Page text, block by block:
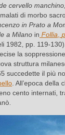
cervello
di morbo
in Prato a
a Milano in Follia
1982, pp. 119-
la
struttura
succedette il più
. All’epoca
cento internati,